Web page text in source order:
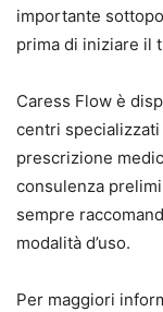
importante
prima di iniziare il
Caress Flow è
centri
prescrizione
consulenza
sempre
modalità d’uso.
Per maggiori